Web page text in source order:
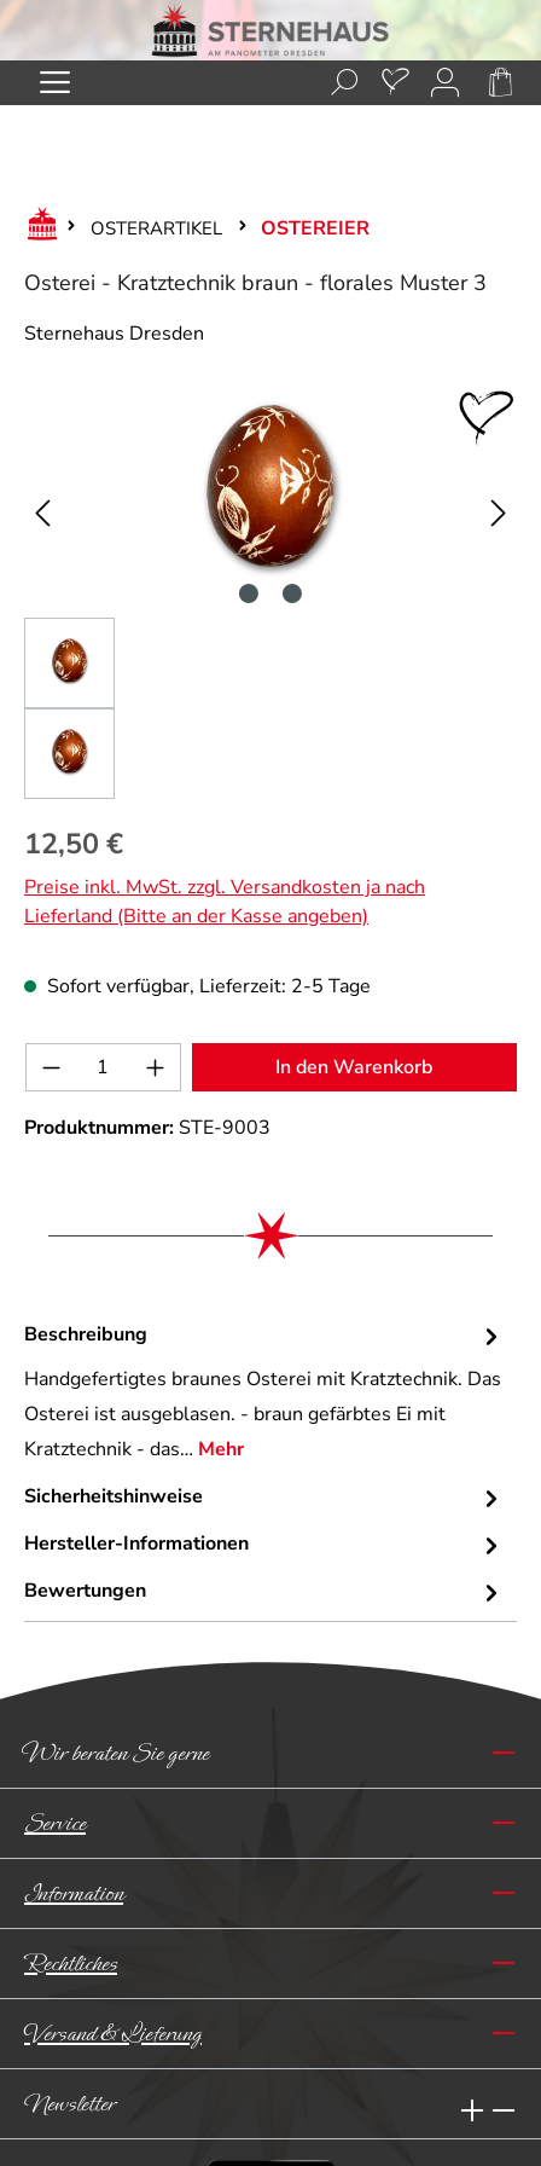
Zum Hauptinhalt springen
OSTERARTIKEL OSTEREIER
Osterei - Kratztechnik braun - florales Muster 3
Sternehaus Dresden
Regulärer Preis:
12,50 €
Preise inkl. MwSt. zzgl. Versandkosten ja nach
Lieferland (Bitte an der Kasse angeben)
Sofort verfügbar, Lieferzeit: 2-5 Tage
Produkt Anzahl: Gib den gewünschten
In den Warenkorb
Produktnummer: STE-9003
Beschreibung
Handgefertigtes braunes Osterei mit Kratztechnik. Das
Osterei ist ausgeblasen. - braun gefärbtes Ei mit
Kratztechnik - das… Mehr
Sicherheitshinweise
Hersteller-Informationen
Bewertungen
Wir beraten Sie gerne
Service
Information
Rechtliches
Versand & Lieferung
Newsletter